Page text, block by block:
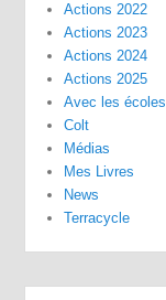
Actions 2022
Actions 2023
Actions 2024
Actions 2025
Avec les écoles
Colt
Médias
Mes Livres
News
Terracycle